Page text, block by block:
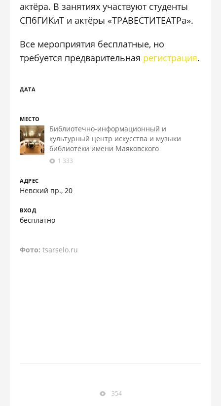
актёра. В занятиях участвуют студенты
СПбГИКиТ и актёры «ТРАВЕСТИТЕАТРа».
Все мероприятия бесплатные, но
требуется предварительная регистрация.
ДАТА
МЕСТО
Библиотечно-информационный и
культурный центр искусства и музыки
библиотеки имени Маяковского
1 333
АДРЕС
Невский пр., 20
ВХОД
бесплатно
Фото:tsarselo.ru
354